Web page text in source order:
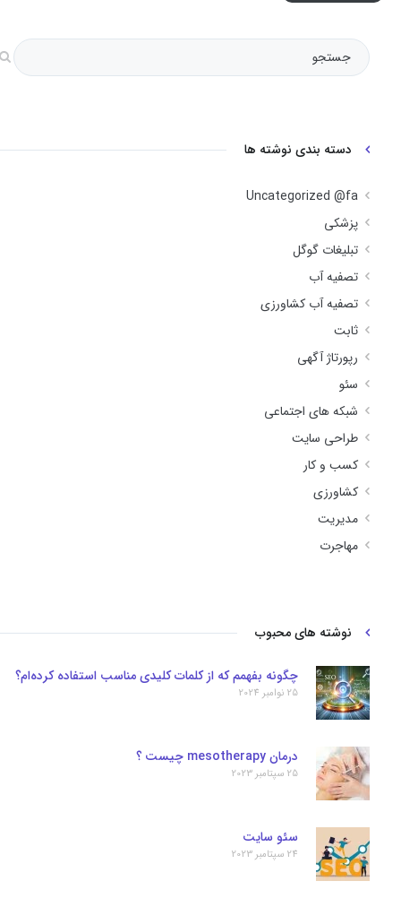
دسته بندی نوشته ها
Uncategorized @fa
پزشکی
تبلیغات گوگل
تصفیه آب
تصفیه آب کشاورزی
ثابت
رپورتاژ آگهی
سئو
شبکه های اجتماعی
طراحی سایت
کسب و کار
کشاورزی
مدیریت
مهاجرت
نوشته های محبوب
چگونه بفهمم که از کلمات کلیدی مناسب استفاده کرده‌ام؟
25 نوامبر 2024
درمان mesotherapy چیست ؟
25 سپتامبر 2023
سئو سایت
24 سپتامبر 2023